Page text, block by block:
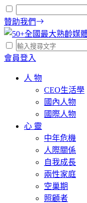
贊助我們
會員登入
人 物
CEO生活學
國內人物
國際人物
心 靈
中年危機
人際關係
自我成長
兩性家庭
空巢期
照顧者